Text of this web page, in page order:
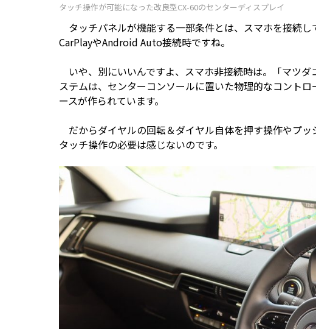
タッチ操作が可能になった改良型CX-60のセンターディスプレイ
タッチパネルが機能する一部条件とは、スマホを接続
CarPlayやAndroid Auto接続時ですね。
いや、別にいいんですよ、スマホ非接続時は。「マツ
ステムは、センターコンソールに置いた物理的なコント
ースが作られています。
だからダイヤルの回転＆ダイヤル自体を押す操作やプ
タッチ操作の必要は感じないのです。